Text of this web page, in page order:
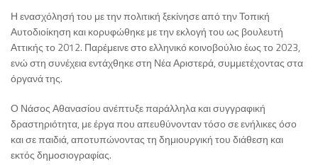
Η ενασχόλησή του με την πολιτική ξεκίνησε από την Τοπική
Αυτοδιοίκηση και κορυφώθηκε με την εκλογή του ως βουλευτή
Αττικής το 2012. Παρέμεινε στο ελληνικό κοινοβούλιο έως το 2023,
ενώ στη συνέχεια εντάχθηκε στη Νέα Αριστερά, συμμετέχοντας στα
όργανά της.
Ο Νάσος Αθανασίου ανέπτυξε παράλληλα και συγγραφική
δραστηριότητα, με έργα που απευθύνονταν τόσο σε ενήλικες όσο
και σε παιδιά, αποτυπώνοντας τη δημιουργική του διάθεση και
εκτός δημοσιογραφίας.